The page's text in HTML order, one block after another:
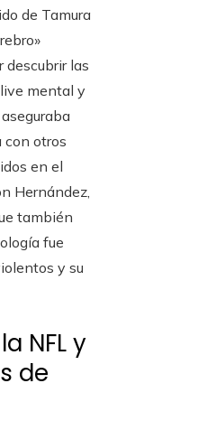
de Tamura
descubrir las
mental y
con otros
en el
Hernández,
también
fue
y su
NFL y
de